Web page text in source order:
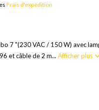
Frais d'expédition
7 "(230 VAC / 150 W) avec
et câble de 2 m...Afficher plus